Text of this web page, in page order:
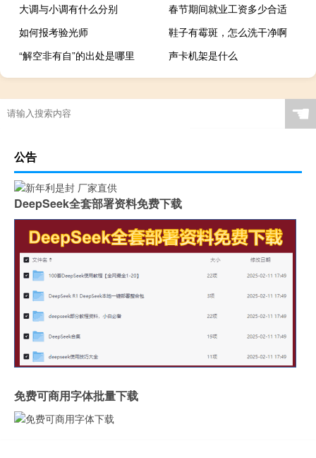
大调与小调有什么分别
春节期间就业工资多少合适
如何报考验光师
鞋子有霉斑，怎么洗干净啊
“解空非有自”的出处是哪里
声卡机架是什么
☚
公告
DeepSeek全套部署资料免费下载
免费可商用字体批量下载